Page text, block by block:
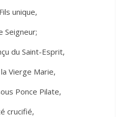
unique,
Seigneur;
du Saint-Esprit,
Vierge Marie,
Ponce Pilate,
crucifié,